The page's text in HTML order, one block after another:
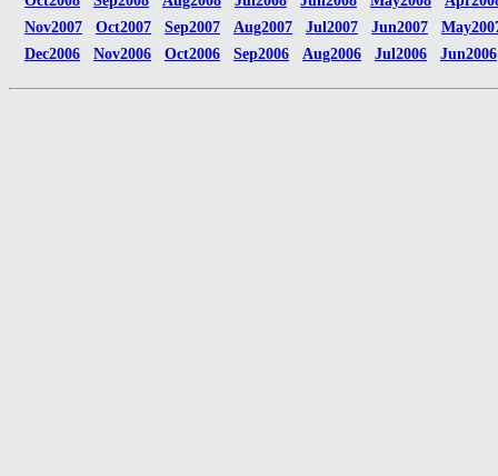
Nov2007
Oct2007 Sep2007 Aug2007 Jul2007 Jun2007
Dec2006
Nov2006 Oct2006 Sep2006 Aug2006 Jul2006 Jun2006